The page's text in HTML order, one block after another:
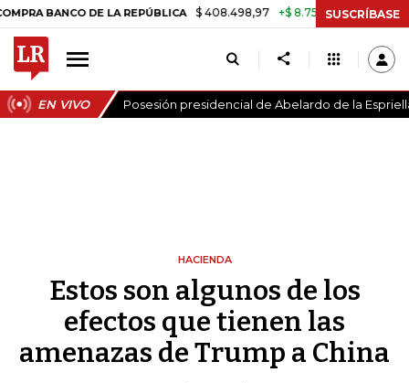
DE LA REPÚBLICA $ 408.498,97 +$ 8.753,81 +2,19% TASA DE
SUSCRÍBASE
EN VIVO Posesión presidencial de Abelardo de la
HACIENDA
Estos son algunos de los
efectos que tienen las
amenazas de Trump a China